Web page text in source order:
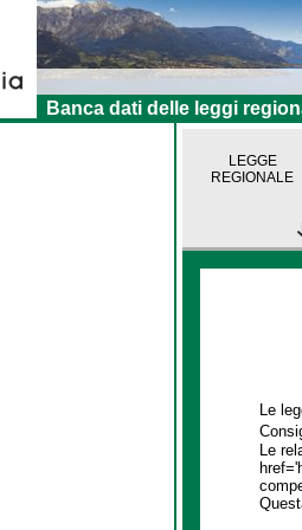
Banca dati delle leggi
LEGGE
REGIONALE
Le
Le